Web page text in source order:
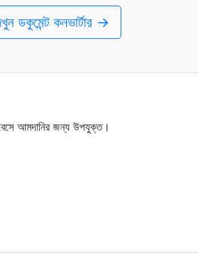
ডকুমেন্ট কনভার্টার →
আমদানির জন্য উপযুক্ত।